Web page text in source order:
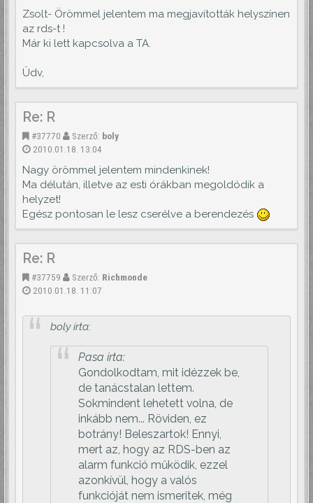
Zsolt- Örömmel jelentem ma megjavították helyszínen
az rds-t !
Már ki lett kapcsolva a TA.
Üdv,
Re: R
#37770 Szerző: boly
2010.01.18. 13:04
Nagy örömmel jelentem mindenkinek!
Ma délután, illetve az esti órákban megoldódik a
helyzet!
Egész pontosan le lesz cserélve a berendezés
Re: R
#37759 Szerző: Richmonde
2010.01.18. 11:07
boly írta:
Pasa írta:
Gondolkodtam, mit idézzek be,
de tanácstalan lettem.
Sokmindent lehetett volna, de
inkább nem... Röviden, ez
botrány! Beleszartok! Ennyi,
mert az, hogy az RDS-ben az
alarm funkció működik, ezzel
azonkívül, hogy a valós
funkcióját nem ismeritek, még